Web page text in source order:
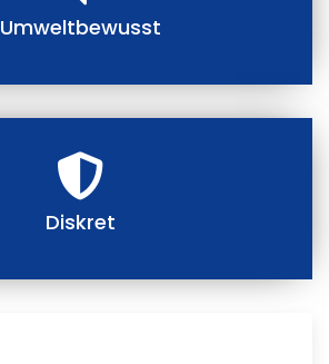
Umweltbewusst
Diskret